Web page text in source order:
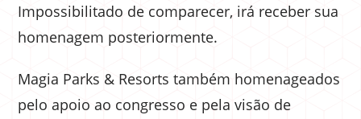
Impossibilitado de comparecer, irá receber sua
homenagem posteriormente.
Magia Parks & Resorts também homenageados
pelo apoio ao congresso e pela visão de